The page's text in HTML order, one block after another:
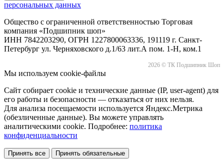
персональных данных
Общество с ограниченной ответственностью Торговая
компания «Подшипник шоп»
ИНН 7842203290, ОГРН 1227800063336, 191119 г. Санкт-
Петербург ул. Черняховского д.1/63 лит.А пом. 1-Н, ком.1
2026 © ТК Подшипник Шоп
Мы используем cookie-файлы
Сайт собирает cookie и технические данные (IP, user-agent) для
его работы и безопасности — отказаться от них нельзя.
Для анализа посещаемости используется Яндекс.Метрика
(обезличенные данные). Вы можете управлять
аналитическими cookie. Подробнее: политика
конфиденциальности
Принять все Принять обязательные